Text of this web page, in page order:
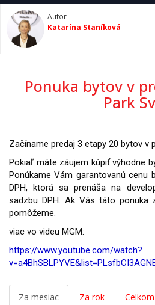
Autor
Katarína Staníková
Ponuka bytov v
Park
Začíname predaj 3 etapy 20 bytov v
Pokiaľ máte záujem kúpiť výhodne
Ponúkame Vám garantovanú cenu
DPH, ktorá sa prenáša na
sadzbu DPH. Ak Vás táto ponuka
pomôžeme.
viac vo videu MGM:
https://www.youtube.com/watch?
Za mesiac Za rok Celkom